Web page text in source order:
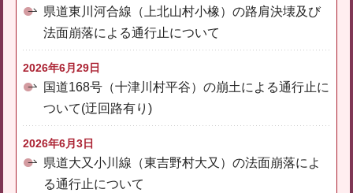
県道東川河合線（上北山村小橡）の路肩決壊及び
法面崩落による通行止について
2026年6月29日
国道168号（十津川村平谷）の崩土による通行止に
ついて(迂回路有り)
2026年6月3日
県道大又小川線（東吉野村大又）の法面崩落によ
る通行止について